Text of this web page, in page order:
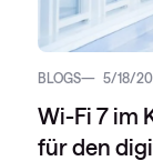
BLOGS 5/18/
Wi-Fi 7 im
für den